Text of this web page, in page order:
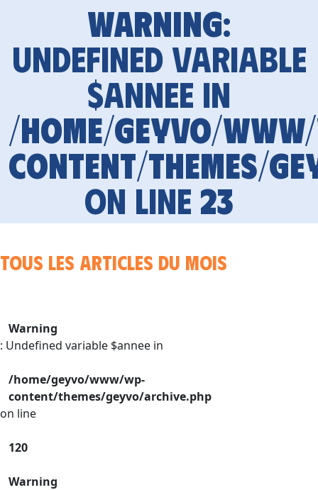
Warning:
Undefined variable
$annee in
/home/geyvo/
content/themes/
on line 23
Tous les articles du mois
Warning
: Undefined variable $annee in
/home/geyvo/www/wp-
content/themes/geyvo/archive.php
on line
120
Warning